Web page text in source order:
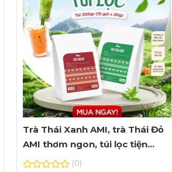
Trà Thái Xanh AMI, trà Thái Đỏ
AMI thơm ngon, túi lọc tiện
dụng
(0)